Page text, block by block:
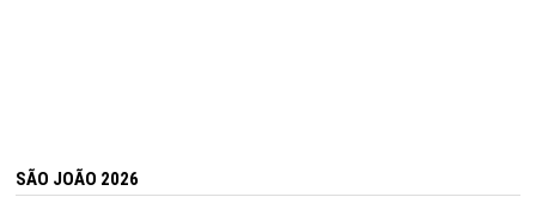
SÃO JOÃO 2026